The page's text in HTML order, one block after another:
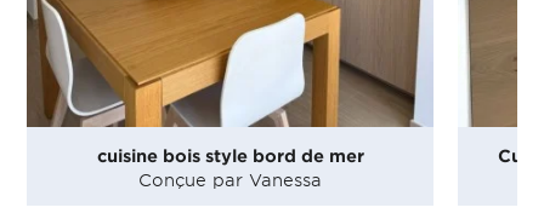
cuisine bois style bord de mer
Conçue par Vanessa